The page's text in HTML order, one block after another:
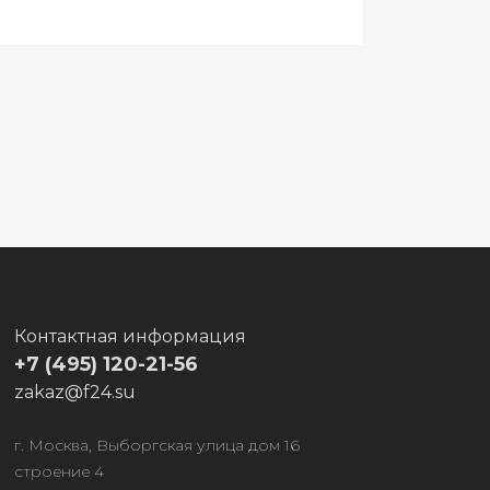
Контактная информация
+7 (495) 120-21-56
zakaz@f24.su
г. Москва, Выборгская улица дом 16
строение 4